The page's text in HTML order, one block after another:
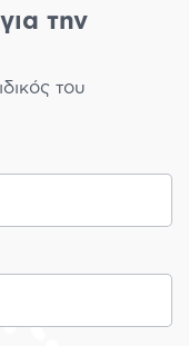
την
του